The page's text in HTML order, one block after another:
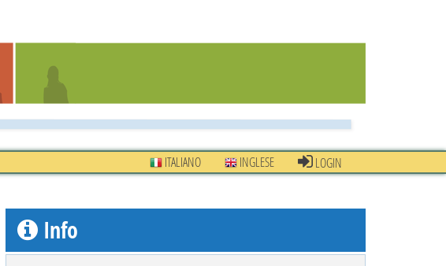
ITALIANO INGLESE LOGIN
Info